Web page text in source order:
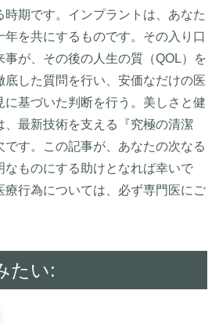
時期です。インプラントは、あなた
を共にするものです。その入り口
事が、その後の人生の質（QOL）を
底した質問を行い、安価なだけの医
に基づいた判断を行う。美しさと健
、最新技術を支える『究極の清潔
です。この記事が、あなたの次なる
なものにする助けとなれば幸いで
療行為については、必ず専門医にご
たい: